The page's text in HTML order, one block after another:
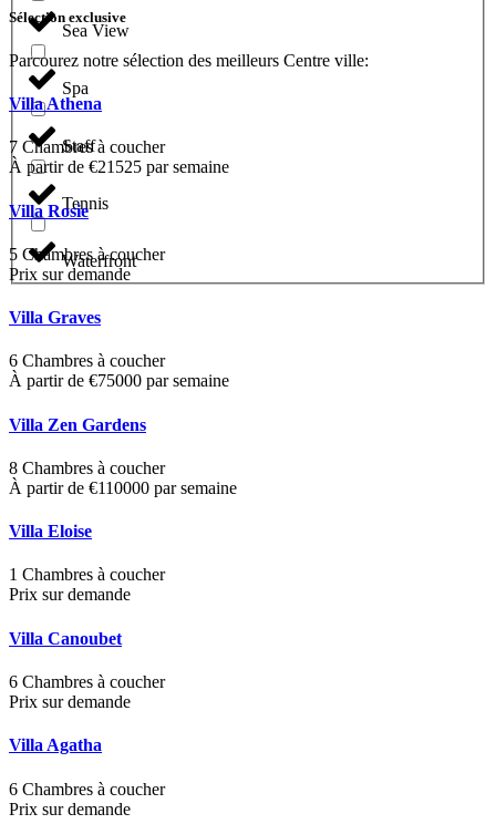
Sea View
Spa
Staff
Tennis
Waterfront
Sélection exclusive
Parcourez notre sélection des meilleurs Centre ville:
Villa Athena
7 Chambres à coucher
À partir de €21525 par semaine
Villa Rosie
5 Chambres à coucher
Prix sur demande
Villa Graves
6 Chambres à coucher
À partir de €75000 par semaine
Villa Zen Gardens
8 Chambres à coucher
À partir de €110000 par semaine
Villa Eloise
1 Chambres à coucher
Prix sur demande
Villa Canoubet
6 Chambres à coucher
Prix sur demande
Villa Agatha
6 Chambres à coucher
Prix sur demande